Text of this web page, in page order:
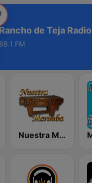
de Teja Radio
88.1 FM
Nuestra Marimba